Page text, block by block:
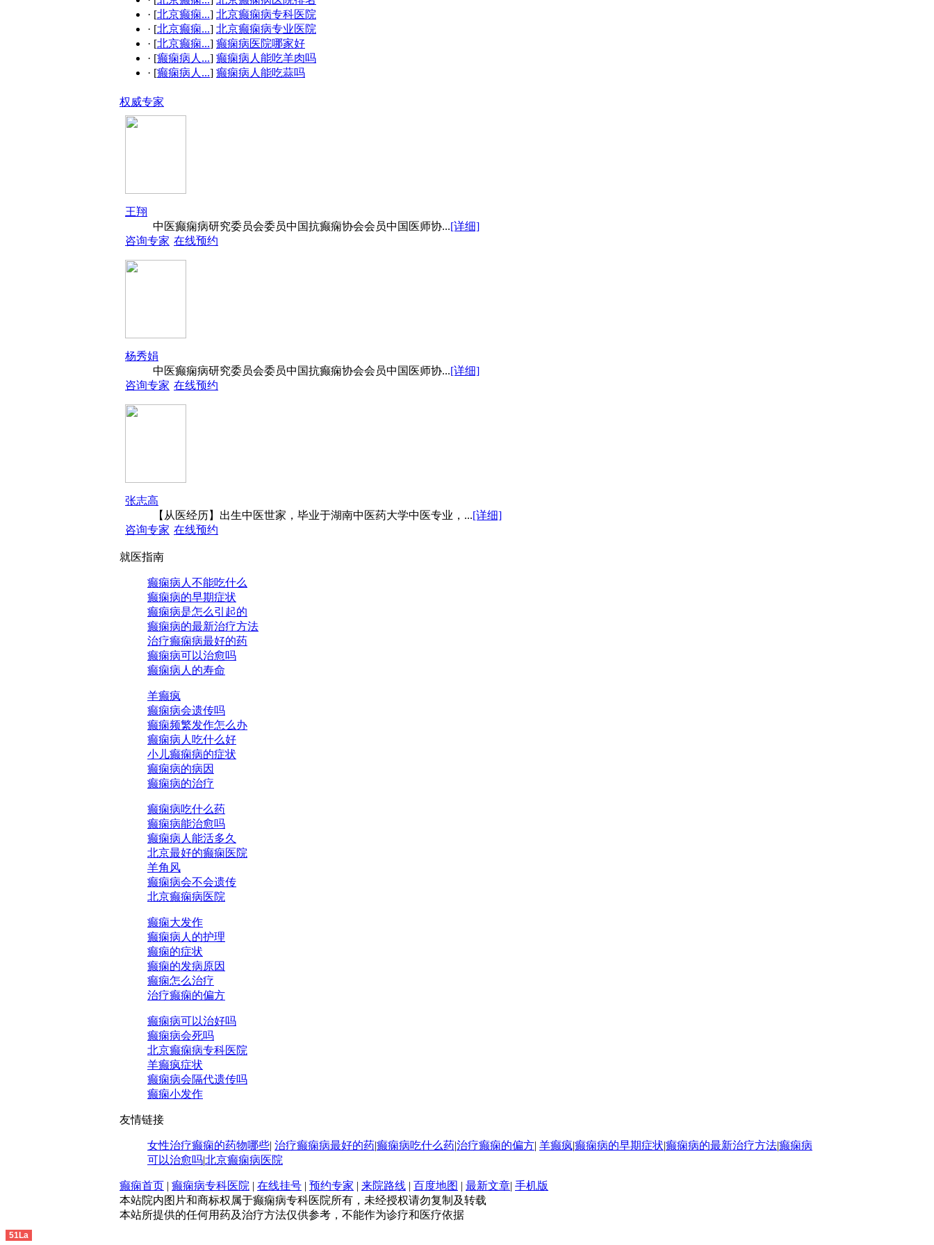
· [北京癫痫...] 北京癫痫病专科医院
· [北京癫痫...] 北京癫痫病专业医院
· [北京癫痫...] 癫痫病医院哪家好
· [癫痫病人...] 癫痫病人能吃羊肉吗
· [癫痫病人...] 癫痫病人能吃蒜吗
权威专家
王翔
中医癫痫病研究委员会委员中国抗癫痫协会会员中国医师协...[详细]
咨询专家 在线预约
杨秀娟
中医癫痫病研究委员会委员中国抗癫痫协会会员中国医师协...[详细]
咨询专家 在线预约
张志高
【从医经历】出生中医世家，毕业于湖南中医药大学中医专业，...[详细]
咨询专家 在线预约
就医指南
癫痫病人不能吃什么
癫痫病的早期症状
癫痫病是怎么引起的
癫痫病的最新治疗方法
治疗癫痫病最好的药
癫痫病可以治愈吗
癫痫病人的寿命
羊癫疯
癫痫病会遗传吗
癫痫频繁发作怎么办
癫痫病人吃什么好
小儿癫痫病的症状
癫痫病的病因
癫痫病的治疗
癫痫病吃什么药
癫痫病能治愈吗
癫痫病人能活多久
北京最好的癫痫医院
羊角风
癫痫病会不会遗传
北京癫痫病医院
癫痫大发作
癫痫病人的护理
癫痫的症状
癫痫的发病原因
癫痫怎么治疗
治疗癫痫的偏方
癫痫病可以治好吗
癫痫病会死吗
北京癫痫病专科医院
羊癫疯症状
癫痫病会隔代遗传吗
癫痫小发作
友情链接
女性治疗癫痫的药物哪些| 治疗癫痫病最好的药|癫痫病吃什么药|治疗癫痫的偏方| 羊癫疯|癫痫病的早期症状|癫痫病的最新治疗方法|癫痫病
可以治愈吗|北京癫痫病医院
癫痫首页 | 癫痫病专科医院 | 在线挂号 | 预约专家 | 来院路线 | 百度地图 | 最新文章| 手机版
本站院内图片和商标权属于癫痫病专科医院所有，未经授权请勿复制及转载
本站所提供的任何用药及治疗方法仅供参考，不能作为诊疗和医疗依据
51La